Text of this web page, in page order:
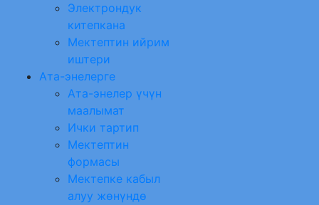
Электрондук
китепкана
Мектептин ийрим
иштери
Ата-энелерге
Ата-энелер үчүн
маалымат
Ички тартип
Мектептин
формасы
Мектепке кабыл
алуу жөнүндө